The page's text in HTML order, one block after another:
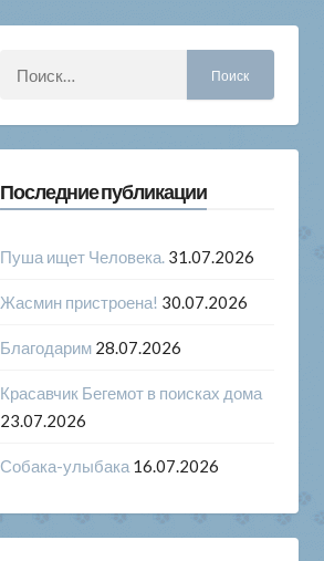
Последние публикации
Пуша ищет Человека. 31.07.2026
Жасмин пристроена! 30.07.2026
Благодарим 28.07.2026
Красавчик Бегемот в поисках дома
23.07.2026
Собака-улыбака 16.07.2026